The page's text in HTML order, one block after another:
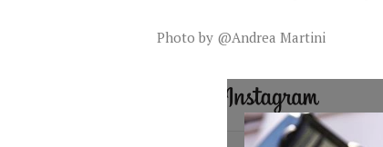
Photo by @Andrea Martini